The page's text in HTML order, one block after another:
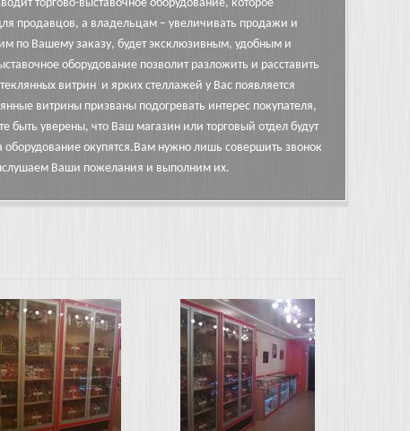
торгово-выставочное оборудование, которое
продавцов, а владельцам – увеличивать продажи и
по Вашему заказу, будет эксклюзивным, удобным и
оборудование позволит разложить и расставить
витрин и ярких стеллажей у Вас появляется
витрины призваны подогревать интерес покупателя,
уверены, что Ваш магазин или торговый отдел будут
оборудование окупятся.Вам нужно лишь совершить звонок
Ваши пожелания и выполним их.
4.jpg